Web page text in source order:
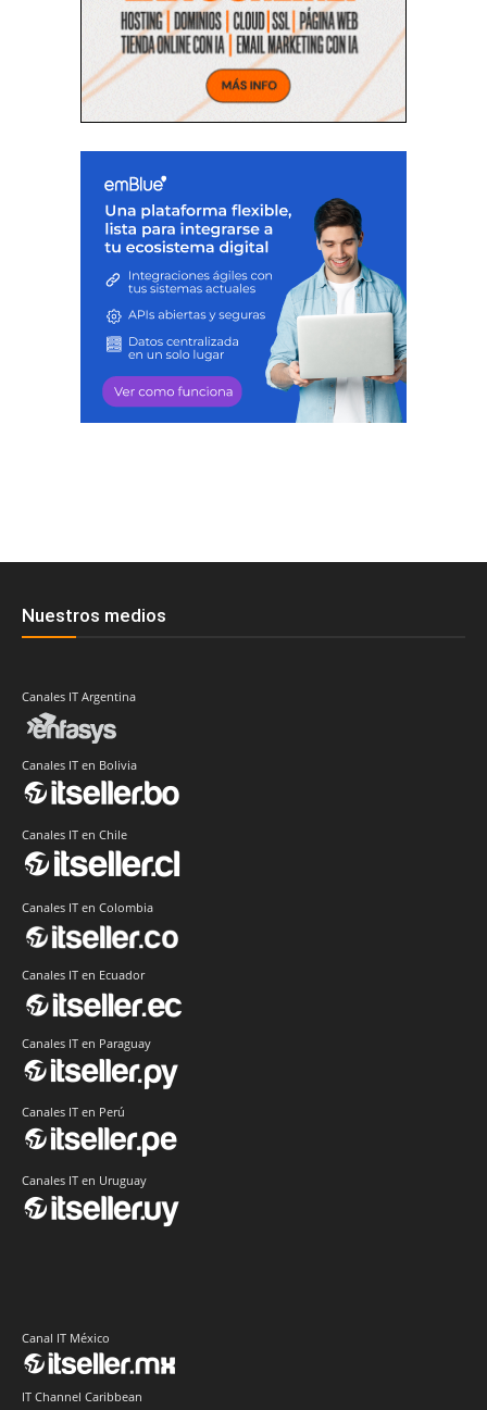
Nuestros medios
Canales IT Argentina
Canales IT en Bolivia
Canales IT en Chile
Canales IT en Colombia
Canales IT en Ecuador
Canales IT en Paraguay
Canales IT en Perú
Canales IT en Uruguay
Canal IT México
IT Channel Caribbean